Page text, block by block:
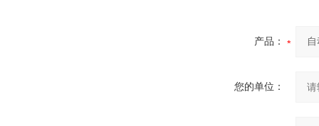
产品：
您的单位：